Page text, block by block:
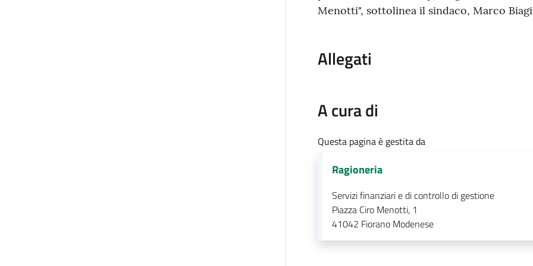
Menotti", sottolinea il sindaco, Marco
Allegati
A cura di
Questa pagina è gestita da
Ragioneria
Servizi finanziari e di controllo di gestione
Piazza Ciro Menotti, 1
41042 Fiorano Modenese